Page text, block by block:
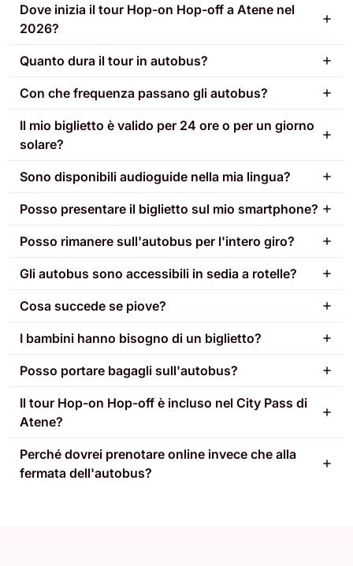
Dove inizia il tour Hop-on Hop-off a Atene nel
2026?
Quanto dura il tour in autobus?
Con che frequenza passano gli autobus?
Il mio biglietto è valido per 24 ore o per un giorno
solare?
Sono disponibili audioguide nella mia lingua?
Posso presentare il biglietto sul mio smartphone?
Posso rimanere sull'autobus per l'intero giro?
Gli autobus sono accessibili in sedia a rotelle?
Cosa succede se piove?
I bambini hanno bisogno di un biglietto?
Posso portare bagagli sull'autobus?
Il tour Hop-on Hop-off è incluso nel City Pass di
Atene?
Perché dovrei prenotare online invece che alla
fermata dell'autobus?